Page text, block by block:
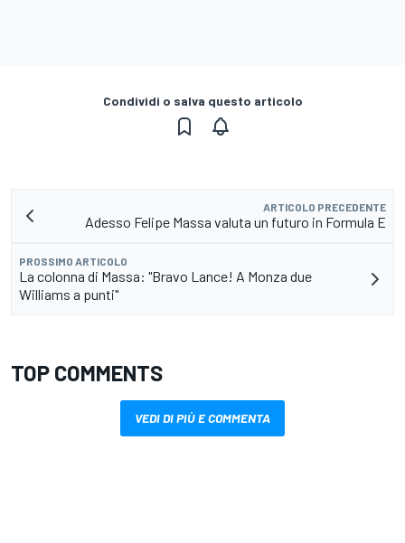
Condividi o salva questo articolo
ARTICOLO PRECEDENTE
Adesso Felipe Massa valuta un futuro in Formula E
PROSSIMO ARTICOLO
La colonna di Massa: "Bravo Lance! A Monza due
Williams a punti"
TOP COMMENTS
VEDI DI PIÙ E COMMENTA